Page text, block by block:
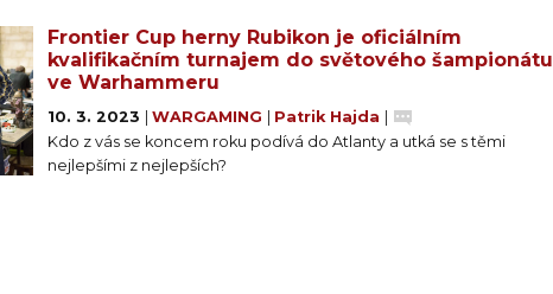
Frontier Cup herny Rubikon je oficiálním
kvalifikačním turnajem do světového šampionátu
ve Warhammeru
10. 3. 2023 WARGAMING Patrik Hajda
Kdo z vás se koncem roku podívá do Atlanty a utká se s těmi
nejlepšími z nejlepších?